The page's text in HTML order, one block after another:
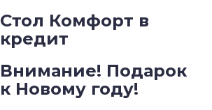
Стол Комфорт в
кредит
Внимание! Подарок
к Новому году!